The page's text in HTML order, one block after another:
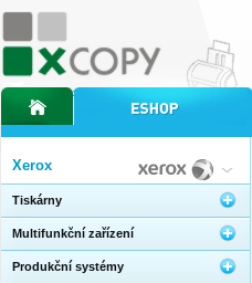
Xerox
Tiskárny
Multifunkční zařízení
Produkční systémy
úvodní stránka xcopyinternetový obchod xcopy